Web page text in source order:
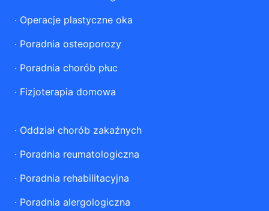
· Operacje plastyczne oka
· Poradnia osteoporozy
· Poradnia chorób płuc
· Fizjoterapia domowa
· Oddział chorób zakaźnych
· Poradnia reumatologiczna
· Poradnia rehabilitacyjna
· Poradnia alergologiczna